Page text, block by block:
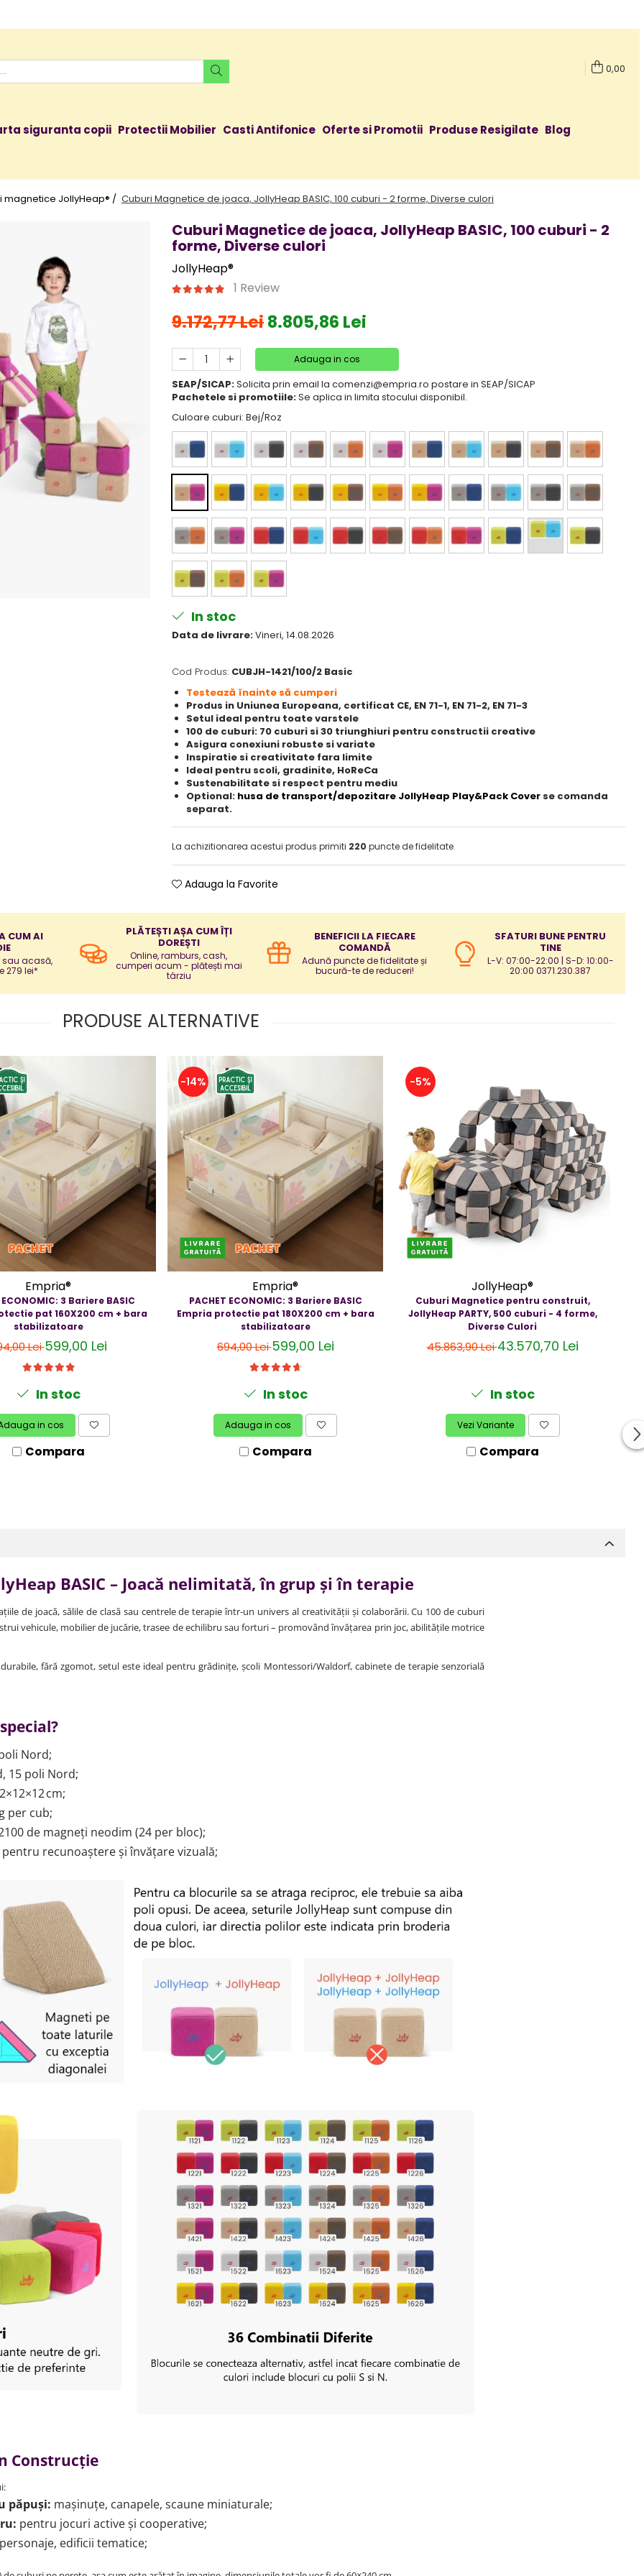
0,00
siguranta copii Protectii Mobilier Casti Antifonice Oferte si Promotii Produse Resigilate Blog
magnetice JollyHeap® / Cuburi Magnetice de joaca, JollyHeap BASIC, 100 cuburi - 2 forme, Diverse culori
Cuburi Magnetice de joaca, JollyHeap BASIC, 100 cuburi - 2
forme, Diverse culori
JollyHeap®
1 Review
9.172,77 Lei8.805,86 Lei
Adauga in cos
SEAP/SICAP:Solicita prin email la comenzi@empria.ro postare in SEAP/SICAP
Pachetele si promotiile:Se aplica in limita stocului disponibil.
Culoare cuburi: Bej/Roz
In stoc
Data de livrare:Vineri, 14.08.2026
Cod Produs: CUBJH-1421/100/2 Basic
Testează înainte să cumperi
Produs in Uniunea Europeana, certificat CE, EN 71-1, EN 71-2, EN 71-3
Setul ideal pentru toate varstele
100 de cuburi: 70 cuburi si 30 triunghiuri pentru constructii creative
Asigura conexiuni robuste si variate
Inspiratie si creativitate fara limite
Ideal pentru scoli, gradinite, HoReCa
Sustenabilitate si respect pentru mediu
Optional: husa de transport/depozitare JollyHeap Play&Pack Cover se comanda
separat.
La achizitionarea acestui produs primiti 220 puncte de fidelitate
Adauga la Favorite
CUM AI
sau acasă,
279 lei*
PLĂTEȘTI AȘA CUM ÎȚI
DOREȘTI
Online, ramburs, cash,
cumperi acum - plătești mai
târziu
BENEFICII LA FIECARE
COMANDĂ
Adună puncte de fidelitate și
bucură-te de reduceri!
SFATURI BUNE PENTRU
TINE
L-V: 07:00-22:00 | S-D: 10:00-
20:00 0371.230.387
PRODUSE ALTERNATIVE
Empria®
ECONOMIC: 3 Bariere BASIC
pat 160X200 cm + bara
stabilizatoare
Lei599,00 Lei
In stoc
in cos
Compara
-14%
Empria®
PACHET ECONOMIC: 3 Bariere BASIC
Empria protectie pat 180X200 cm + bara
stabilizatoare
694,00 Lei599,00 Lei
In stoc
Adauga in cos
Compara
-5%
JollyHeap®
Cuburi Magnetice pentru construit,
JollyHeap PARTY, 500 cuburi - 4 forme,
Diverse Culori
45.863,90 Lei43.570,70 Lei
In stoc
Vezi Variante
Compara
BASIC – Joacă nelimitată, în grup și în terapie
de joacă, sălile de clasă sau centrele de terapie într-un univers al creativității și colaborării. Cu 100 de cuburi
vehicule, mobilier de jucărie, trasee de echilibru sau forturi – promovând învățarea prin joc, abilitățile motrice
fără zgomot, setul este ideal pentru grădinițe, școli Montessori/Waldorf, cabinete de terapie senzorială
Nord;
15 poli Nord;
cm;
per cub;
de magneți neodim (24 per bloc);
pentru recunoaștere și învățare vizuală;
Construcție
păpuși: mașinuțe, canapele, scaune miniaturale;
pentru jocuri active și cooperative;
edificii tematice;